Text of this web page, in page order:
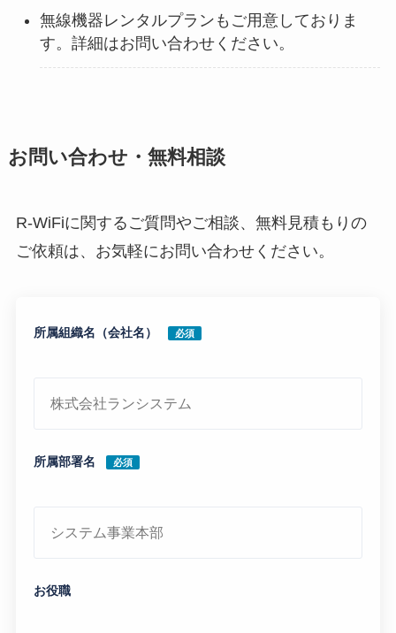
無線機器レンタルプランもご用意しておりま
す。詳細はお問い合わせください。
お問い合わせ・無料相談
R-WiFiに関するご質問やご相談、無料見積もりの
ご依頼は、お気軽にお問い合わせください。
所属組織名（会社名） 必須
所属部署名 必須
お役職